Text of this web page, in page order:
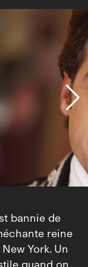
bannie de
reine
York. Un